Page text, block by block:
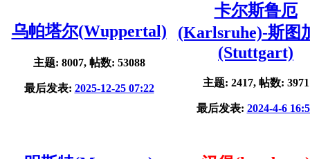
乌帕塔尔(Wuppertal)
主题: 8007, 帖数: 53088
最后发表: 2025-12-25 07:22
卡尔斯鲁厄
(Karlsruhe)-斯图
(Stuttgart)
主题: 2417, 帖数: 3971
最后发表: 2024-4-6